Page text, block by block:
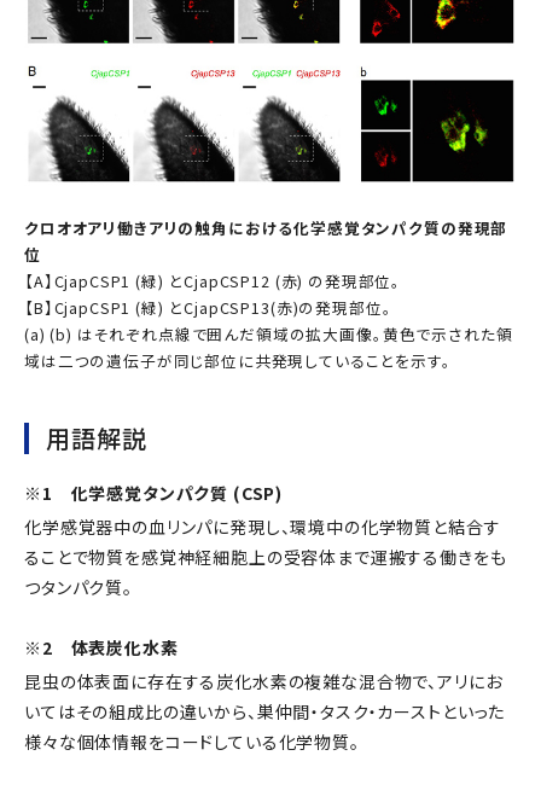
クロオオアリ働きアリの触角における化学感覚タンパク質の発現部
位
【A】CjapCSP1 (緑) とCjapCSP12 (赤) の発現部位。
【B】CjapCSP1 (緑) とCjapCSP13(赤)の発現部位。
(a) (b) はそれぞれ点線で囲んだ領域の拡大画像。黄色で示された領
域は二つの遺伝子が同じ部位に共発現していることを示す。
用語解説
※1 化学感覚タンパク質 (CSP)
化学感覚器中の血リンパに発現し、環境中の化学物質と結合す
ることで物質を感覚神経細胞上の受容体まで運搬する働きをも
つタンパク質。
※2 体表炭化水素
昆虫の体表面に存在する炭化水素の複雑な混合物で、アリにお
いてはその組成比の違いから、巣仲間・タスク・カーストといった
様々な個体情報をコードしている化学物質。